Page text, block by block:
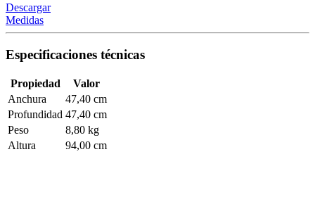
Descargar
Medidas
Especificaciones técnicas
Propiedad
Valor
Anchura
47,40 cm
Profundidad 47,40 cm
Peso
8,80 kg
Altura
94,00 cm